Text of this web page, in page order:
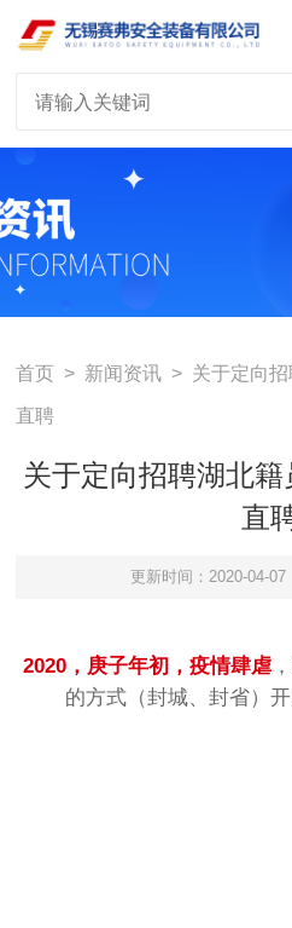
首页 > 新闻资讯 > 关于定向
直聘
关于定向招聘湖北
直
更新时间：2020-04-07
2020，庚子年初，疫情肆虐
的方式（封城、封省）